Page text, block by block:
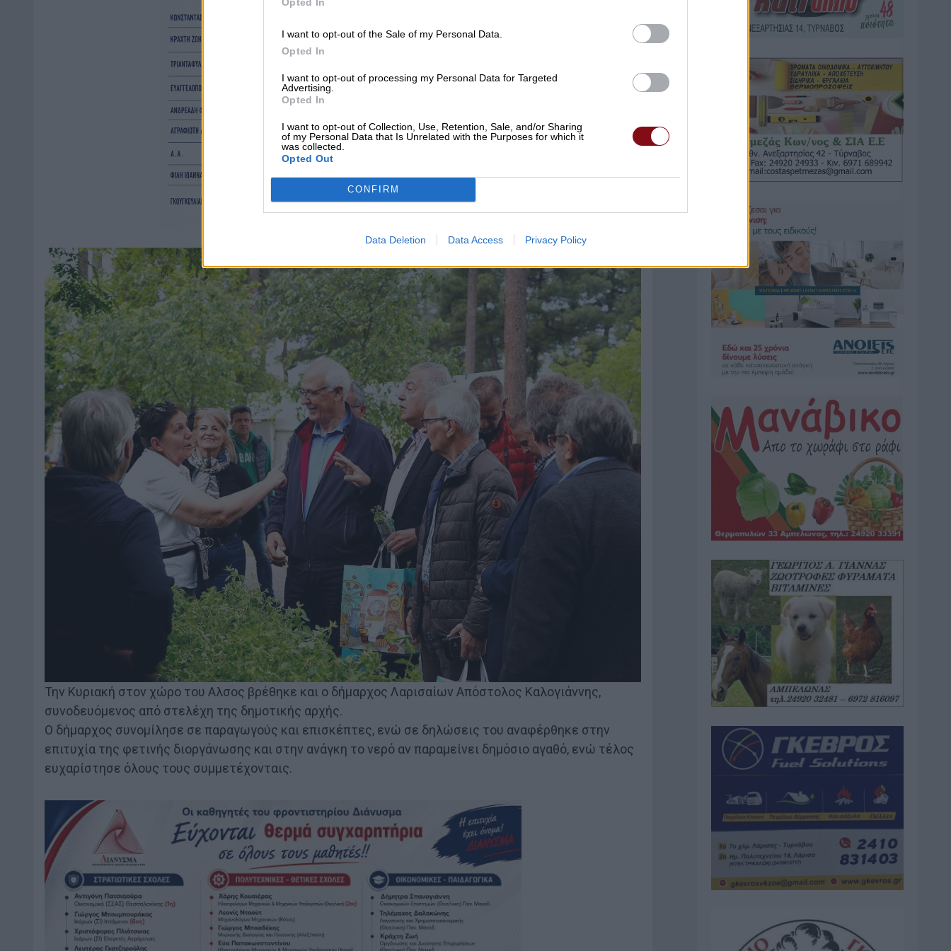
I want to opt-out of the Sale of my Personal Data.
Opted In
I want to opt-out of processing my Personal Data for Targeted
Advertising.
Opted In
I want to opt-out of Collection, Use, Retention, Sale, and/or Sharing
of my Personal Data that Is Unrelated with the Purposes for which it
was collected.
Opted Out
CONFIRM
Data Deletion Data Access Privacy Policy
Την Κυριακή στον χώρο του Αλσος βρέθηκε και ο δήμαρχος Λαρισαίων Απόστολος Καλογιάννης,
συνοδευόμενος από στελέχη της δημοτικής αρχής.
Ο δήμαρχος συνομίλησε σε παραγωγούς και επισκέπτες, ενώ σε δηλώσεις του αναφέρθηκε στην
επιτυχία της φετινής διοργάνωσης και στην ανάγκη το νερό αν παραμείνει δημόσιο αγαθό, ενώ τέλος
ευχαρίστησε όλους τους συμμετέχονταις.